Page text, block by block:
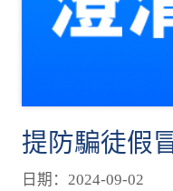
提防騙徒假
日期：2024-09-02